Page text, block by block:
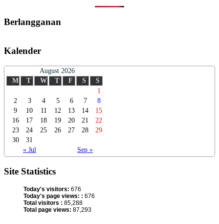
Berlangganan
Kalender
August 2026
M
T W T F S S
« Jul Sep »
1
2
3 4 5 6 7
8
9
10 11 12 13 14
15
16
17 18 19 20 21
22
23
24 25 26 27 28
29
30
31
Site Statistics
Today's visitors: 676
Today's page views: : 676
Total visitors : 85,288
Total page views: 87,293